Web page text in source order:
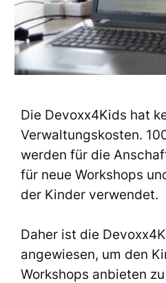
Die Devoxx4Kids hat
Verwaltungskosten.
werden für die
für neue Workshops
der Kinder verwendet.
Daher ist die
angewiesen, um den
Workshops anbieten